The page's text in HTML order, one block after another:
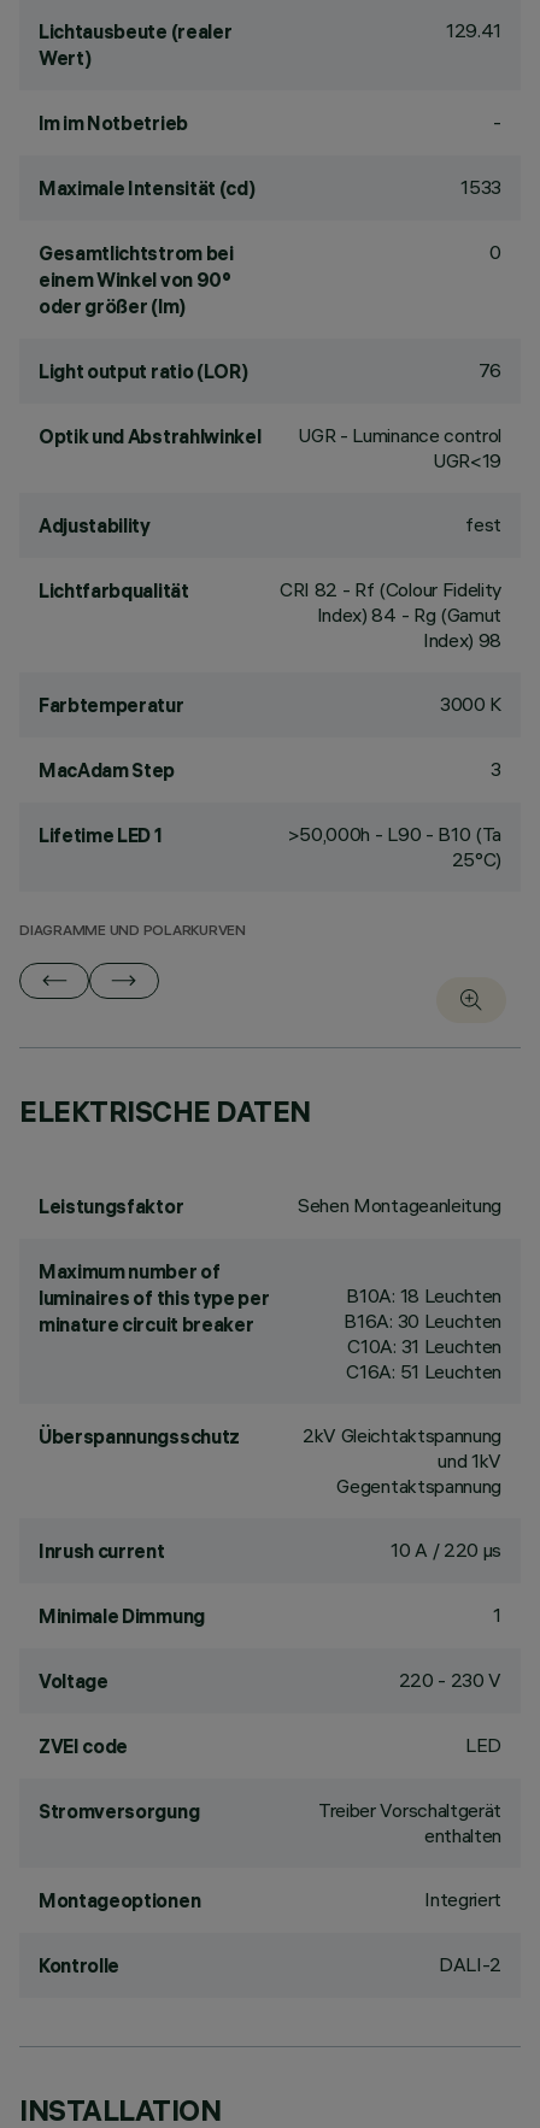
Lichtausbeute (realer
Wert)
129.41
lm im Notbetrieb -
Maximale Intensität (cd) 1533
Gesamtlichtstrom bei
einem Winkel von 90°
oder größer (lm)
0
Light output ratio (LOR) 76
Optik und Abstrahlwinkel
UGR - Luminance control
UGR<19
Adjustability fest
Lichtfarbqualität CRI 82 - Rf (Colour Fidelity
Index) 84 - Rg (Gamut
Index) 98
Farbtemperatur 3000 K
MacAdam Step 3
Lifetime LED 1
>50,000h - L90 - B10 (Ta
25°C)
DIAGRAMME UND POLARKURVEN
ELEKTRISCHE DATEN
Leistungsfaktor Sehen Montageanleitung
Maximum number of
luminaires of this type per
minature circuit breaker
B10A: 18 Leuchten
B16A: 30 Leuchten
C10A: 31 Leuchten
C16A: 51 Leuchten
Überspannungsschutz
2kV Gleichtaktspannung
und 1kV
Gegentaktspannung
Inrush current 10 A / 220 µs
Minimale Dimmung 1
Voltage 220 - 230 V
ZVEI code LED
Stromversorgung
Treiber Vorschaltgerät
enthalten
Montageoptionen Integriert
Kontrolle DALI-2
INSTALLATION